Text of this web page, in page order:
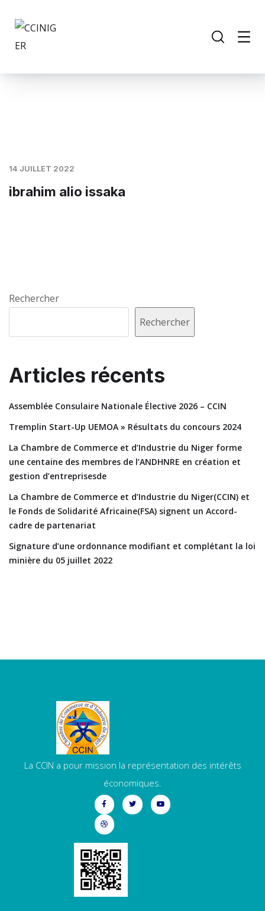
14 JUILLET 2022
ibrahim alio issaka
Rechercher
Rechercher
Articles récents
Assemblée Consulaire Nationale Élective 2026 – CCIN
Tremplin Start-Up UEMOA » Résultats du concours 2024
La Chambre de Commerce et d’Industrie du Niger forme
une centaine des membres de l’ANDHNRE en création et
gestion d’entreprisesde
La Chambre de Commerce et d’Industrie du Niger(CCIN) et
le Fonds de Solidarité Africaine(FSA) signent un Accord-
cadre de partenariat
Signature d’une ordonnance modifiant et complétant la loi
minière du 05 juillet 2022
La CCIN a pour mission la représentation des intérêts
économiques.